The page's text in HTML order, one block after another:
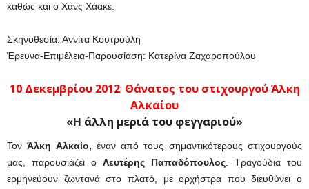
καθώς και ο Χανς Χάακε.
Σκηνοθεσία: Αννίτα Κουτρούλη
Έρευνα-Επιμέλεια-Παρουσίαση: Κατερίνα Ζαχαροπούλου
10 Δεκεμβρίου 2012: Θάνατος του στιχουργού Άλκη
Αλκαίου
«Η άλλη μεριά του φεγγαριού»
ΤονΆλκη Αλκαίο, έναν από τους σημαντικότερους στιχουργούς
μας, παρουσιάζει ο Λευτέρης Παπαδόπουλος . Τραγούδια του
ερμηνεύουν ζωντανά στο πλατό, με ορχήστρα που διευθύνει ο